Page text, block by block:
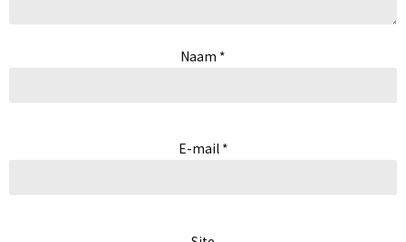
Naam *
E-mail *